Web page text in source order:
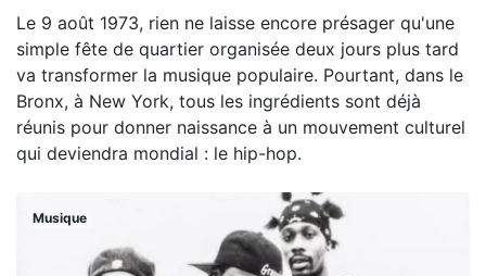
Le 9 août 1973, rien ne laisse encore présager qu'une
simple fête de quartier organisée deux jours plus tard
va transformer la musique populaire. Pourtant, dans le
Bronx, à New York, tous les ingrédients sont déjà
réunis pour donner naissance à un mouvement culturel
qui deviendra mondial : le hip-hop.
Musique